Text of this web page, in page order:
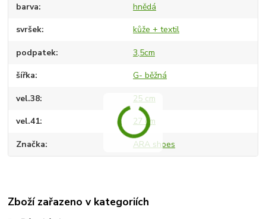
barva hnědá
svršek kůže + textil
podpatek 3,5cm
šířka G- běžná
vel.38 25 cm
vel.41 27 cm
Značka ARA shoes
Zboží zařazeno v kategoriích